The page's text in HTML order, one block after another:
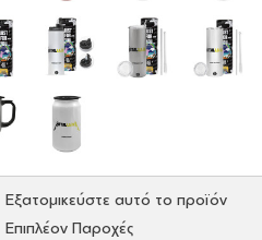
Εξατομικεύστε αυτό το προϊόν
Επιπλέον Παροχές